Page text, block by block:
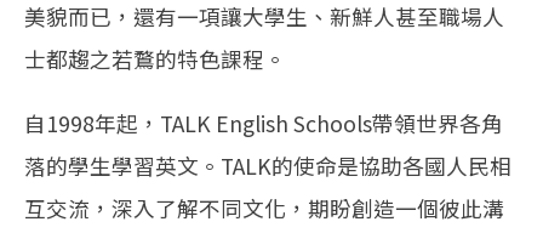
美貌而已，還有一項讓大學生、新鮮人甚至職場人
士都趨之若鶩的特色課程。
自1998年起，TALK English Schools帶領世界各角
落的學生學習英文。TALK的使命是協助各國人民相
互交流，深入了解不同文化，期盼創造一個彼此溝